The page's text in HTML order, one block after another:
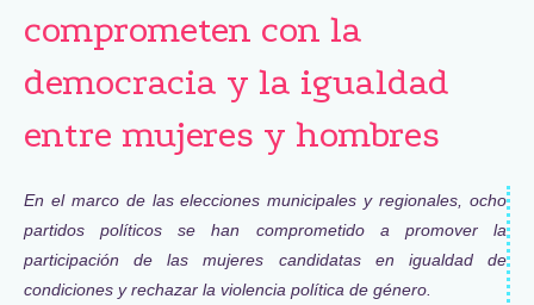
comprometen con la
democracia y la igualdad
entre mujeres y hombres
En el marco de las elecciones municipales y regionales, ocho
partidos políticos se han comprometido a promover la
participación de las mujeres candidatas en igualdad de
condiciones y rechazar la violencia política de género.